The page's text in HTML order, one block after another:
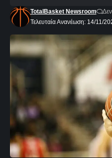
Τελευταία Ανανέωση: 14/11/
TotalBasket Newsroom